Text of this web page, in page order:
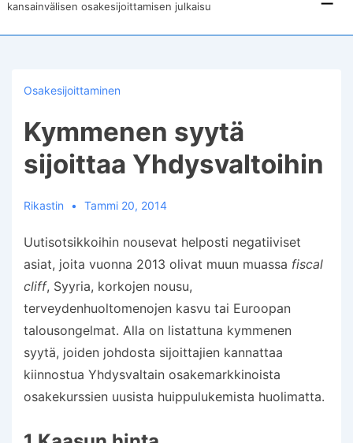
kansainvälisen osakesijoittamisen julkaisu
Osakesijoittaminen
Kymmenen syytä
sijoittaa Yhdysvaltoihin
Rikastin Tammi 20, 2014
Uutisotsikkoihin nousevat helposti negatiiviset
asiat, joita vuonna 2013 olivat muun muassa fiscal
cliff, Syyria, korkojen nousu,
terveydenhuoltomenojen kasvu tai Euroopan
talousongelmat. Alla on listattuna kymmenen
syytä, joiden johdosta sijoittajien kannattaa
kiinnostua Yhdysvaltain osakemarkkinoista
osakekurssien uusista huippulukemista huolimatta.